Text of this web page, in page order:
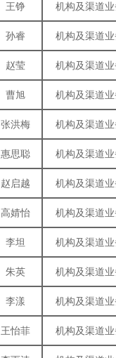
王铮
机构及渠道
孙睿 机构及渠道
赵莹 机构及渠道
曹旭 机构及渠道
张洪梅 机构及渠道
惠思聪 机构及渠道
赵启越 机构及渠道
高婧怡 机构及渠道
李坦 机构及渠道
朱英 机构及渠道
李漾 机构及渠道
王怡菲 机构及渠道